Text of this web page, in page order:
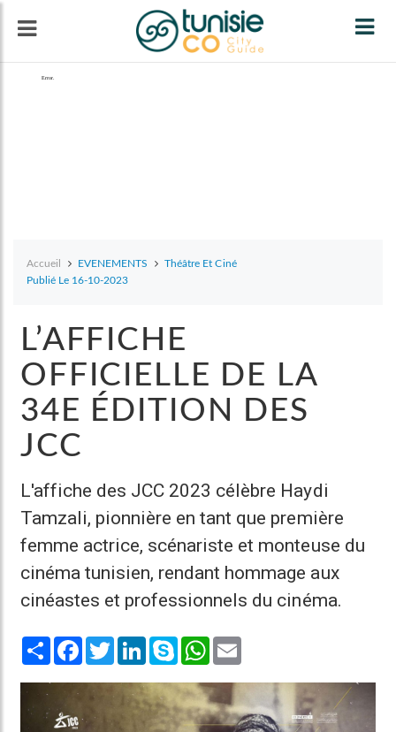
Accueil EVENEMENTS
Théâtre Et Ciné
Publié Le 16-10-2023
L’AFFICHE
OFFICIELLE DE LA
34E ÉDITION DES
JCC
L'affiche des JCC 2023 célèbre Haydi
Tamzali, pionnière en tant que première
femme actrice, scénariste et monteuse du
cinéma tunisien, rendant hommage aux
cinéastes et professionnels du cinéma.
Share Facebook
TwitterLinkedInSkype WhatsApp